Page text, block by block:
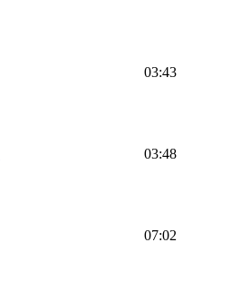
03:43
03:48
07:02